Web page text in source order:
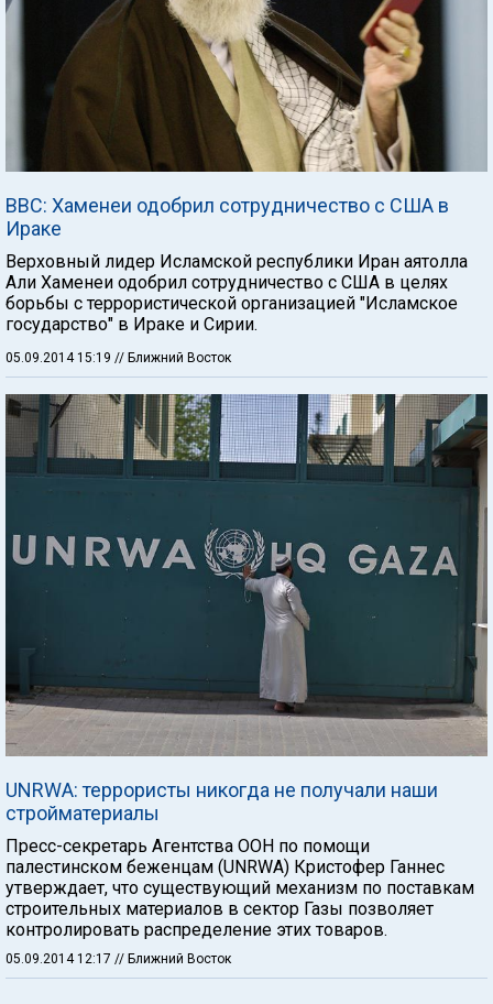
ВВС: Хаменеи одобрил сотрудничество с США в
Ираке
Верховный лидер Исламской республики Иран аятолла
Али Хаменеи одобрил сотрудничество с США в целях
борьбы с террористической организацией "Исламское
государство" в Ираке и Сирии.
05.09.2014 15:19 // Ближний Восток
UNRWA: террористы никогда не получали наши
стройматериалы
Пресс-секретарь Агентства ООН по помощи
палестинском беженцам (UNRWA) Кристофер Ганнес
утверждает, что существующий механизм по поставкам
строительных материалов в сектор Газы позволяет
контролировать распределение этих товаров.
05.09.2014 12:17 // Ближний Восток